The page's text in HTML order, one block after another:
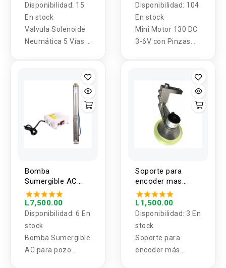
Disponibilidad: 15
En stock
Valvula Solenoide
Neumática 5 Vías 2
Disponibilidad: 104
En stock
Mini Motor 130 DC
3-6V con Pinzas
Bomba
Sumergible AC
para pozo
profundo 220V
1500W una fase
mas interruptor
L7,500.00
Disponibilidad: 6 En
stock
Bomba Sumergible
AC para pozo
Soporte para
encoder mas
codificador
rotatorio
L1,500.00
Disponibilidad: 3 En
stock
Soporte para
encoder más